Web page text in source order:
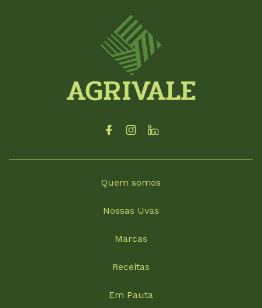
Quem somos
Nossas Uvas
Marcas
Receitas
Em Pauta